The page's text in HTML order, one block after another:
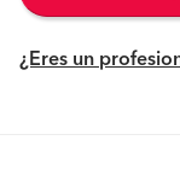
¿Eres un